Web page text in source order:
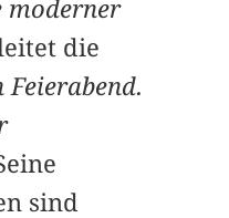
moderner
die
Feierabend.
sind